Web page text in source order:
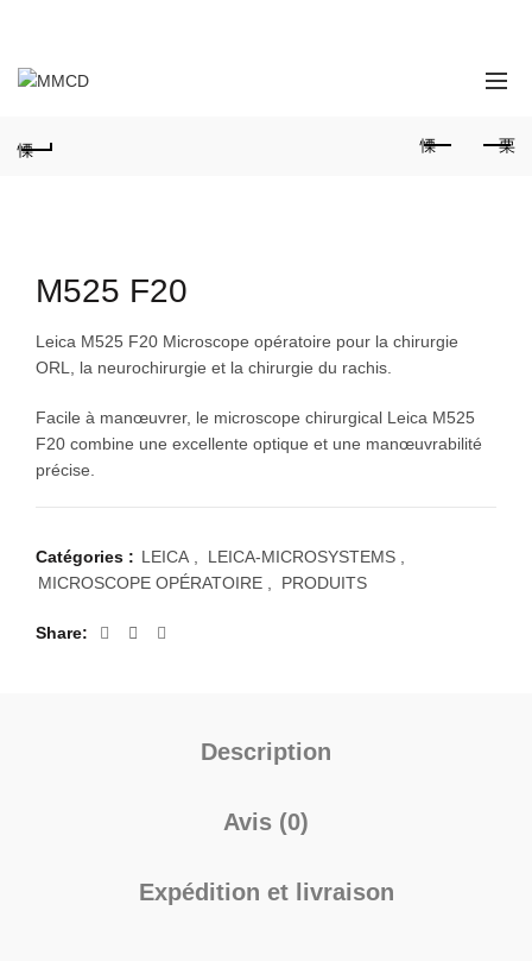
M525 F20
Leica M525 F20 Microscope opératoire pour la chirurgie
ORL, la neurochirurgie et la chirurgie du rachis.
Facile à manœuvrer, le microscope chirurgical Leica M525
F20 combine une excellente optique et une manœuvrabilité
précise.
Catégories : LEICA LEICA-MICROSYSTEMS
MICROSCOPE OPÉRATOIRE
PRODUITS
Share
Description
Avis (0)
Expédition et livraison